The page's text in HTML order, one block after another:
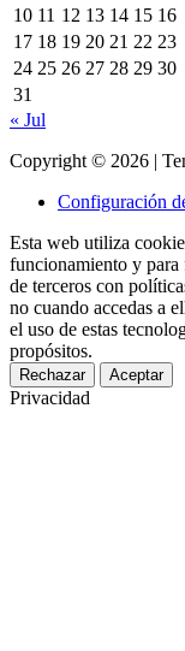
10 11 12 13 14 15 16
17 18 19 20 21 22 23
24 25 26 27 28 29 30
31
« Jul
Copyright © 2026 |
Configuración
Esta web utiliza
funcionamiento y para
de terceros con
no cuando accedas a
el uso de estas
propósitos.
Rechazar Aceptar
Privacidad